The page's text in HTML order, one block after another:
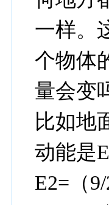
一样。
个物体
量会变
比如地
动能是
E2=（